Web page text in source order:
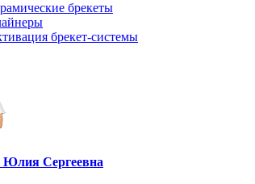
брекеты
брекет-системы
Сергеевна